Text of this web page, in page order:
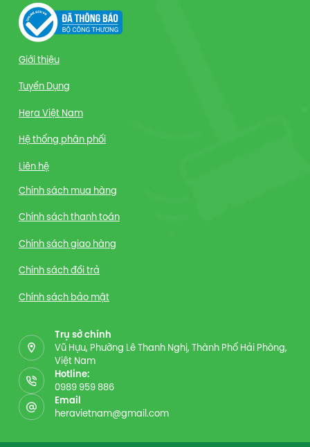
Giới thiệu
Tuyển Dụng
Hera Việt Nam
Hệ thống phân phối
Liên hệ
Chính sách mua hàng
Chính sách thanh toán
Chính sách giao hàng
Chính sách đổi trả
Chính sách bảo mật
Trụ sở chính
Vũ Hựu, Phường Lê Thanh Nghị, Thành Phố Hải Phòng,
Việt Nam
Hotline:
0989 959 886
Email
heravietnam@gmail.com